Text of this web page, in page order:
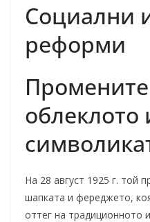
Социални
реформи
облеклото
На 28 август 1925 г. той
шапката и фереджето,
оттег на традиционното